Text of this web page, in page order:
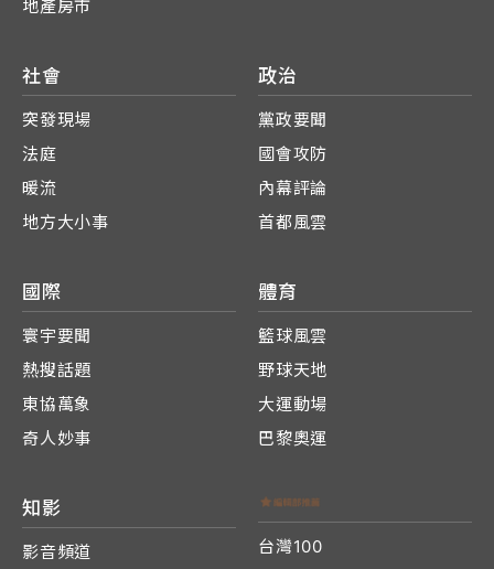
地產房市
社會
突發現場
法庭
暖流
地方大小事
政治
黨政要聞
國會攻防
內幕評論
首都風雲
國際
寰宇要聞
熱搜話題
東協萬象
奇人妙事
體育
籃球風雲
野球天地
大運動場
巴黎奧運
知影
影音頻道
台灣100